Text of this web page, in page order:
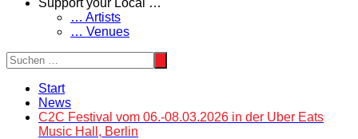
Support your Local …
… Artists
… Venues
Start
News
C2C Festival vom 06.-08.03.2026 in der Uber Eats
Music Hall, Berlin